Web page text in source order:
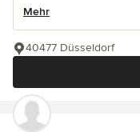
Mehr
40477 Düsseldorf